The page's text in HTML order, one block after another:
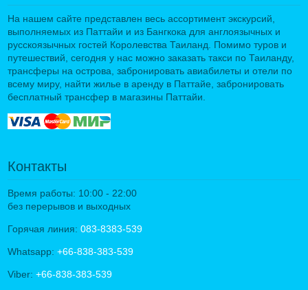
На нашем сайте представлен весь ассортимент экскурсий,
выполняемых из Паттайи и из Бангкока для англоязычных и
русскоязычных гостей Королевства Таиланд. Помимо туров и
путешествий, сегодня у нас можно заказать такси по Таиланду,
трансферы на острова, забронировать авиабилеты и отели по
всему миру, найти жилье в аренду в Паттайе, забронировать
бесплатный трансфер в магазины Паттайи.
Контакты
Время работы: 10:00 - 22:00
без перерывов и выходных
Горячая линия: 083-8383-539
Whatsapp: +66-838-383-539
Viber: +66-838-383-539